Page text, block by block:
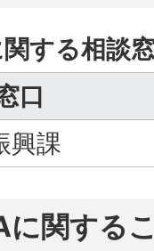
する相談
口
興課
に関する